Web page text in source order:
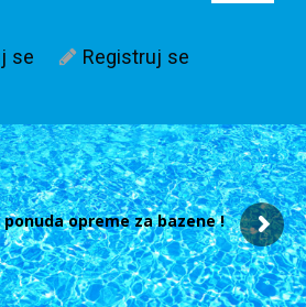
se Registruj se
ponuda opreme za bazene !